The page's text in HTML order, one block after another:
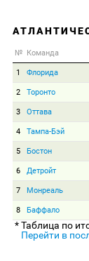
№ Команда
1 Флорида
2 Торонто
3 Оттава
4 Тампа-Бэй
5 Бостон
6 Детройт
7 Монреаль
8 Баффало
* Таблица по
Перейти в